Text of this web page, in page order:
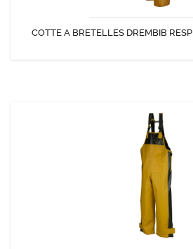
COTTE A BRETELLES DREMBIB
COTTE A BRETELLES X-
Cotte à bretelles avec une forme haute et
réalisée en Nylpêche sur l'avant pour